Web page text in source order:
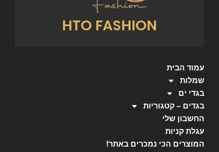
HTO FASHION
עמוד הבית
שמלות
בגדי ים
בגדים – קטגוריות
החשבון שלי
עגלת קניות
המוצרים הכי נמכרים באתר!